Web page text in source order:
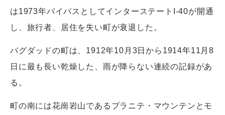
は1973年バイパスとしてインターステートI-40が開通
し、旅行者、居住を失い町が衰退した。
バグダッドの町は、1912年10月3日から1914年11月8
日に最も長い乾燥した、雨が降らない連続の記録があ
る。
町の南には花崗岩山であるブラニテ・マウンテンとモ